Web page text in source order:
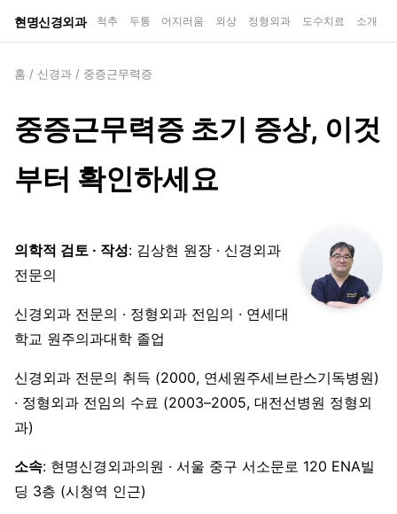
현명신경외과 척추 두통 어지러움 외상 정형외과 도수치료 소개
홈 / 신경과 / 중증근무력증
중증근무력증 초기 증상, 이것
부터 확인하세요
의학적 검토 · 작성: 김상현 원장 · 신경외과
전문의
신경외과 전문의 · 정형외과 전임의 · 연세대
학교 원주의과대학 졸업
신경외과 전문의 취득 (2000, 연세원주세브란스기독병원)
· 정형외과 전임의 수료 (2003–2005, 대전선병원 정형외
과)
소속: 현명신경외과의원 · 서울 중구 서소문로 120 ENA빌
딩 3층 (시청역 인근)